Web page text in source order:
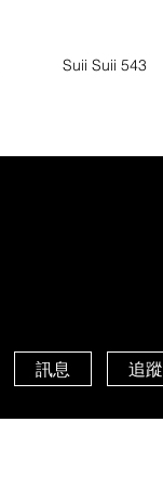
Suii Suii 543
訊息 追蹤